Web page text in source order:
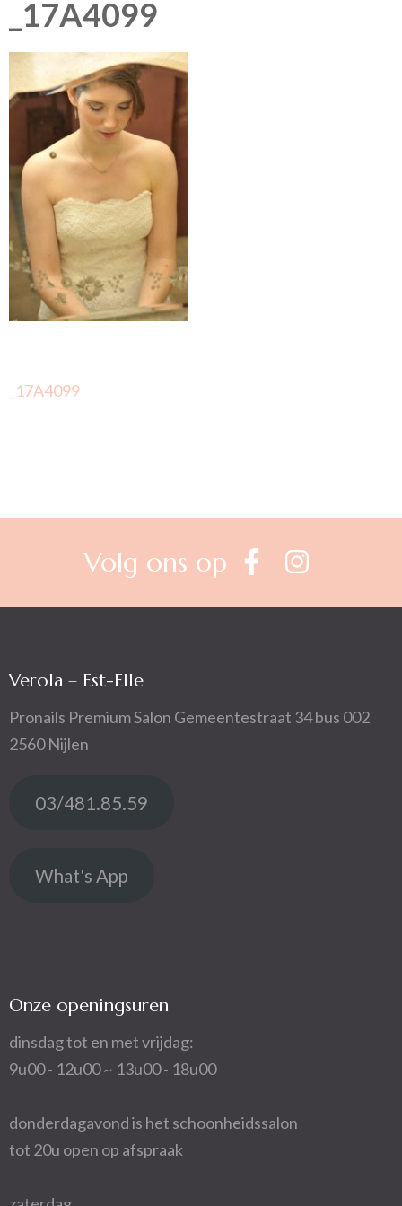
_17A4099
Berichtnavigatie
_17A4099
Volg ons op
Verola – Est-Elle
Pronails Premium Salon Gemeentestraat 34 bus 002
2560 Nijlen
03/481.85.59
What's App
Onze openingsuren
dinsdag tot en met vrijdag:
9u00 - 12u00 ~ 13u00 - 18u00
donderdagavond is het schoonheidssalon
tot 20u open op afspraak